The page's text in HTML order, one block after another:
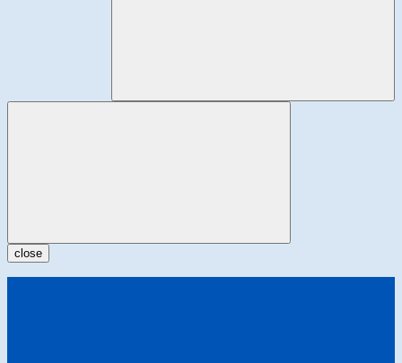
close